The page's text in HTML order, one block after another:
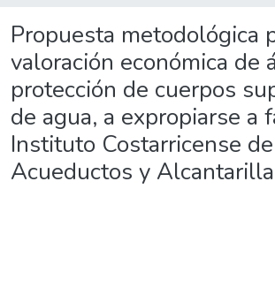
Propuesta metodológica
valoración económica de
protección de cuerpos
de agua, a expropiarse a
Instituto Costarricense de
Acueductos y